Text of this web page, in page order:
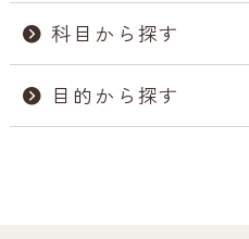
科目から探す
目的から探す